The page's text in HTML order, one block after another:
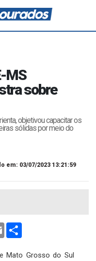
MS
sobre
objetivou capacitar os
sólidas por meio do
em: 03/07/2023 13:21:59
Email
Mato Grosso do Sul